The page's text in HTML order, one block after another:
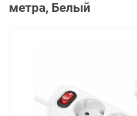
метра, Белый